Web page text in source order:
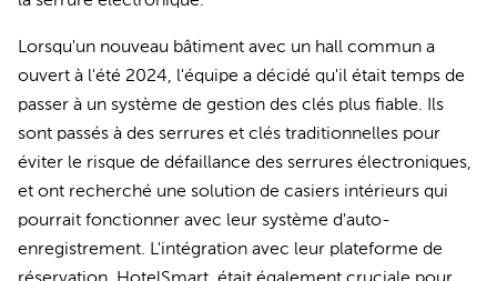
Lorsqu'un nouveau bâtiment avec un hall commun a
ouvert à l'été 2024, l'équipe a décidé qu'il était temps de
passer à un système de gestion des clés plus fiable. Ils
sont passés à des serrures et clés traditionnelles pour
éviter le risque de défaillance des serrures électroniques,
et ont recherché une solution de casiers intérieurs qui
pourrait fonctionner avec leur système d'auto-
enregistrement. L'intégration avec leur plateforme de